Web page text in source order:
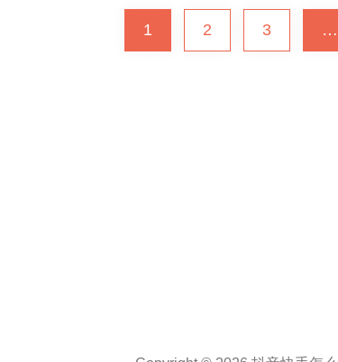
1 2 3 …